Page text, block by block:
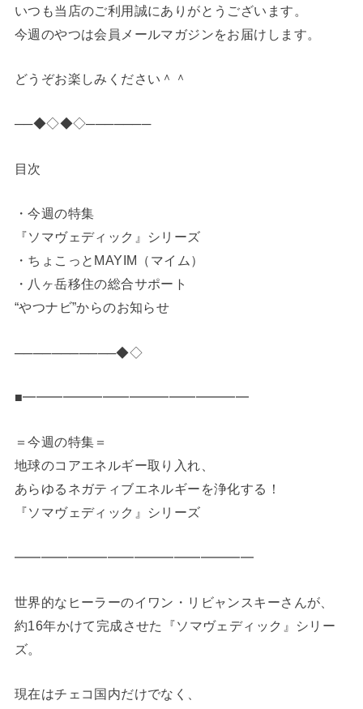
いつも当店のご利用誠にありがとうございます。
今週のやつは会員メールマガジンをお届けします。
どうぞお楽しみください＾＾
──◆◇◆◇───────
目次
・今週の特集
『ソマヴェディック』シリーズ
・ちょこっとMAYIM（マイム）
・八ヶ岳移住の総合サポート
“やつナビ”からのお知らせ
───────────◆◇
■━━━━━━━━━━━━━━━━━
＝今週の特集＝
地球のコアエネルギー取り入れ、
あらゆるネガティブエネルギーを浄化する！
『ソマヴェディック』シリーズ
━━━━━━━━━━━━━━━━━━
世界的なヒーラーのイワン・リビャンスキーさんが、
約16年かけて完成させた『ソマヴェディック』シリー
ズ。
現在はチェコ国内だけでなく、